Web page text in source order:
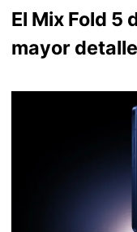
El Mix Fold 5
mayor